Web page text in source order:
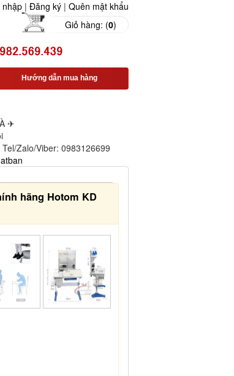
| Đăng ký | Quên mật khẩu
Giỏ hàng: (0)
Hướng dẫn mua hàng
✈
Zalo/Viber: 0983126699
hãng Hotom KD